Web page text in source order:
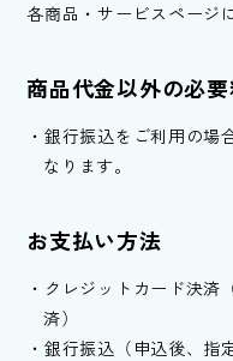
各商品・サービスページ
商品代金以外の必
銀行振込をご利用の場
なります。
お支払い方法
クレジットカード決済
済）
銀行振込（申込後、指